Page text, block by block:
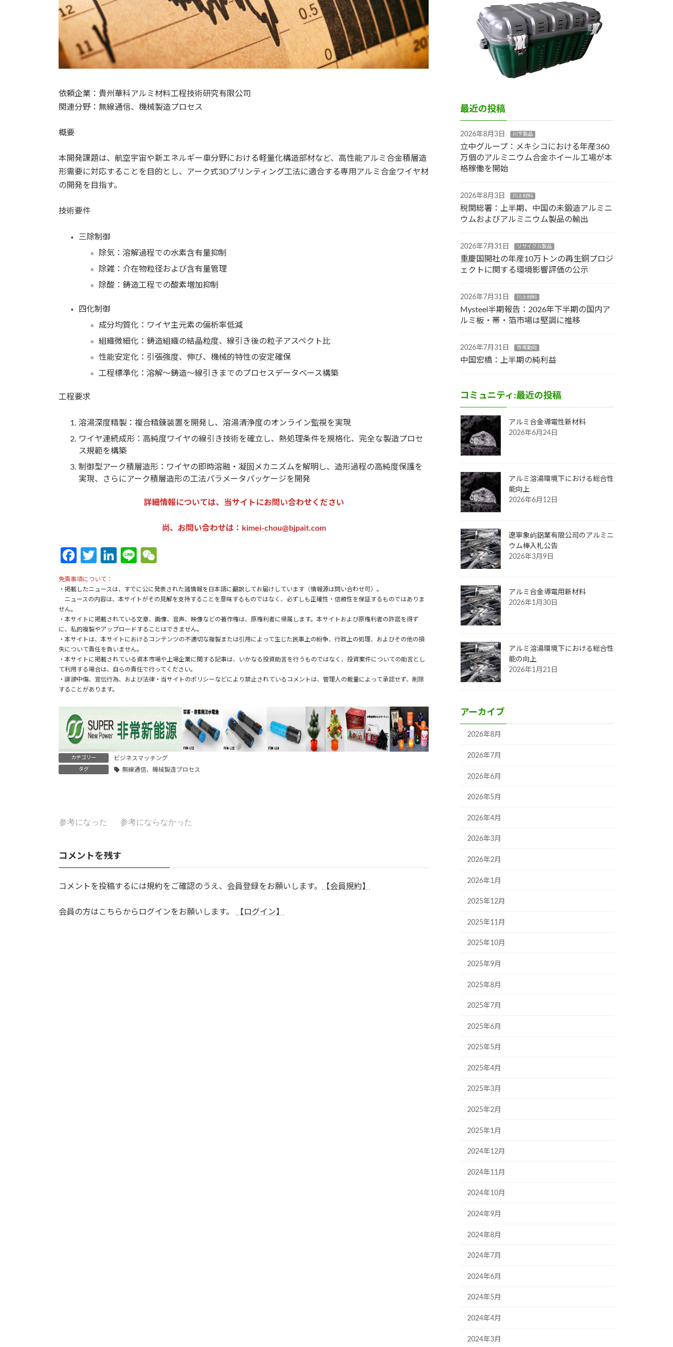
依頼企業：貴州華科アルミ材料工程技術研究有限公司
関連分野：無線通信、機械製造プロセス
概要
本開発課題は、航空宇宙や新エネルギー車分野における軽量化構造部材など、高性能アルミ合金積層造
形需要に対応することを目的とし、アーク式3Dプリンティング工法に適合する専用アルミ合金ワイヤ材
の開発を目指す。
技術要件
三除制御
除気：溶解過程での水素含有量抑制
除雑：介在物粒径および含有量管理
除酸：鋳造工程での酸素増加抑制
四化制御
成分均質化：ワイヤ主元素の偏析率低減
組織微細化：鋳造組織の結晶粒度、線引き後の粒子アスペクト比
性能安定化：引張強度、伸び、機械的特性の安定確保
工程標準化：溶解～鋳造～線引きまでのプロセスデータベース構築
工程要求
溶湯深度精製：複合精錬装置を開発し、溶湯清浄度のオンライン監視を実現
ワイヤ連続成形：高純度ワイヤの線引き技術を確立し、熱処理条件を規格化、完全な製造プロセ
ス規範を構築
制御型アーク積層造形：ワイヤの即時溶融・凝固メカニズムを解明し、造形過程の高純度保護を
実現、さらにアーク積層造形の工法パラメータパッケージを開発
詳細情報については、当サイトにお問い合わせください
尚、お問い合わせは：kimei-chou@bjpait.com
Fa
b
o
o
k
T
itt
er
Li
ke
dI
n
Li
e
C
h
at
免責事項について：
・掲載したニュースは、すでに公に発表された諸情報を日本語に翻訳してお届けしています（情報源は問い合わせ可）。
ニュースの内容は、本サイトがその見解を支持することを意味するものではなく、必ずしも正確性・信頼性を保証するものではありま
せん。
・本サイトに掲載されている文章、画像、音声、映像などの著作権は、原権利者に帰属します。本サイトおよび原権利者の許諾を得ず
に、私的複製やアップロードすることはできません。
・本サイトは、本サイトにおけるコンテンツの不適切な複製または引用によって生じた民事上の紛争、行政上の処理、およびその他の損
失について責任を負いません。
・本サイトに掲載されている資本市場や上場企業に関する記事は、いかなる投資助言を行うものではなく、投資案件についての助言とし
て利用する場合は、自らの責任で行ってください。
・誹謗中傷、宣伝行為、および法律・当サイトのポリシーなどにより禁止されているコメントは、管理人の裁量によって承認せず、削除
することがあります。
カテゴリー ビジネスマッチング
タグ 無線通信、機械製造プロセス
参考になった 参考にならなかった
コメントを残す
コメントを投稿するには規約をご確認のうえ、会員登録をお願いします。 【会員規約】
会員の方はこちらからログインをお願いします。 【ログイン】
最近の投稿
2026年8月3日 川下製品
立中グループ：メキシコにおける年産360
万個のアルミニウム合金ホイール工場が本
格稼働を開始
2026年8月3日 川上材料
税関総署：上半期、中国の未鍛造アルミニ
ウムおよびアルミニウム製品の輸出
2026年7月31日 リサイクル製品
重慶国開社の年産10万トンの再生銅プロジ
ェクトに関する環境影響評価の公示
2026年7月31日 川上材料
Mysteel半期報告：2026年下半期の国内ア
ルミ板・帯・箔市場は堅調に推移
2026年7月31日 市場動向
中国宏橋：上半期の純利益
コミュニティ:最近の投稿
アルミ合金導電性新材料
2026年6月24日
アルミ溶湯環境下における総合性
能向上
2026年6月12日
遼寧象屿鋁業有限公司のアルミニ
ウム棒入札公告
2026年3月9日
アルミ合金導電用新材料
2026年1月30日
アルミ溶湯環境下における総合性
能の向上
2026年1月21日
アーカイブ
2026年8月
2026年7月
2026年6月
2026年5月
2026年4月
2026年3月
2026年2月
2026年1月
2025年12月
2025年11月
2025年10月
2025年9月
2025年8月
2025年7月
2025年6月
2025年5月
2025年4月
2025年3月
2025年2月
2025年1月
2024年12月
2024年11月
2024年10月
2024年9月
2024年8月
2024年7月
2024年6月
2024年5月
2024年4月
2024年3月